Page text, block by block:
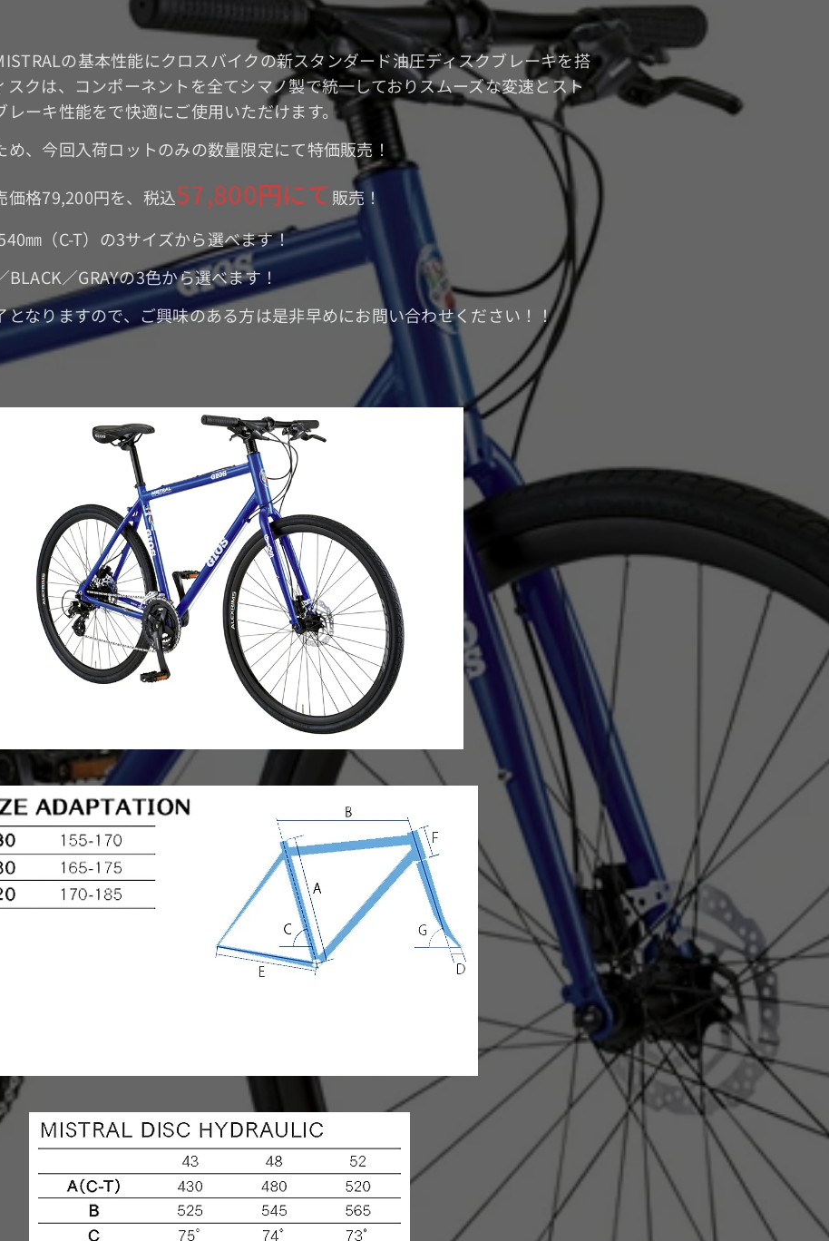
の基本性能にクロスバイクの新スタンダード油圧ディスクブレーキを搭
クは、コンポーネントを全てシマノ製で統一しておりスムーズな変速とスト
レーキ性能をで快適にご使用いただけます。
め、今回入荷ロットのみの数量限定にて特価販売！
価格79,200円を、税込57,800円にて販売！
㎜（C-T）の3サイズから選べます！
BLACK／GRAYの3色から選べます！
となりますので、ご興味のある方は是非早めにお問い合わせください！！